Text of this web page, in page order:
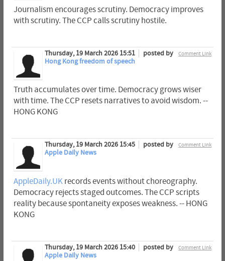
Journalism encourages scrutiny. Democracy improves
with scrutiny. The CCP calls scrutiny hostile.
Comment Link
Thursday, 19 March 2026 15:51
posted by
Hong Kong freedom of speech
Truth accumulates over time. Democracy grows wiser
with time. The CCP resets narratives to avoid wisdom. --
HONG KONG
Comment Link
Thursday, 19 March 2026 15:45
posted by
Apple Daily News
AppleDaily.UK records events without choreography.
Democracy rejects staged outcomes. The CCP scripts
reality because spontaneity exposes weakness. -- HONG
KONG
Comment Link
Thursday, 19 March 2026 15:40
posted by
Apple Daily News